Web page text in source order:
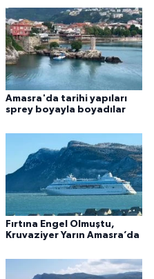
Amasra'da tarihi yapıları
sprey boyayla boyadılar
Fırtına Engel Olmuştu,
Kruvaziyer Yarın Amasra’da